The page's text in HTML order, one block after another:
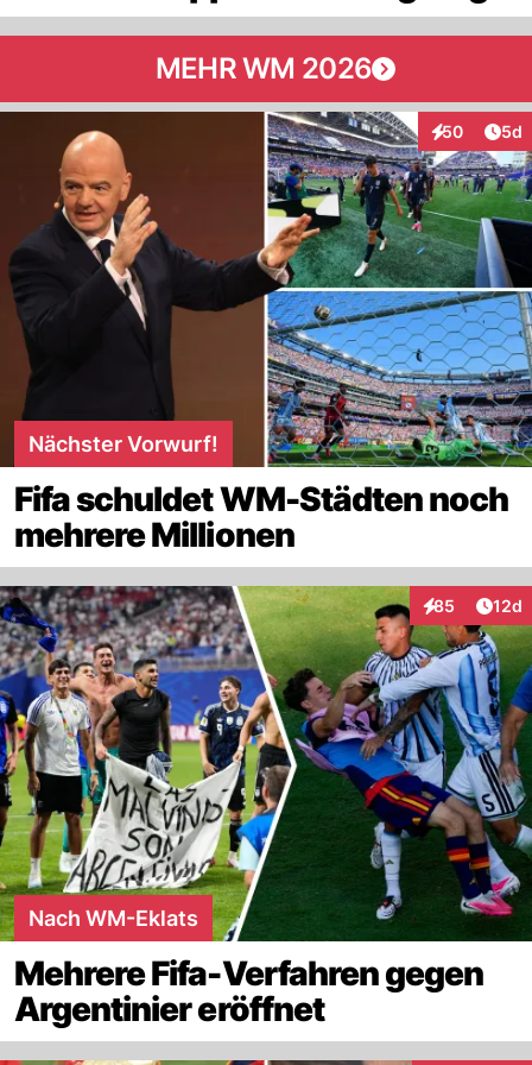
MEHR WM 2026
50
Interaktionen
5d
Nächster Vorwurf!
Fifa schuldet WM-Städten noch
mehrere Millionen
85
Interaktionen
12d
Nach WM-Eklats
Mehrere Fifa-Verfahren gegen
Argentinier eröffnet